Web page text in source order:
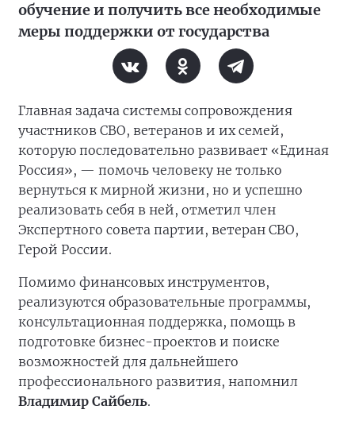
обучение и получить все необходимые
меры поддержки от государства
Главная задача системы сопровождения
участников СВО, ветеранов и их семей,
которую последовательно развивает «Единая
Россия», — помочь человеку не только
вернуться к мирной жизни, но и успешно
реализовать себя в ней, отметил член
Экспертного совета партии, ветеран СВО,
Герой России.
Помимо финансовых инструментов,
реализуются образовательные программы,
консультационная поддержка, помощь в
подготовке бизнес-проектов и поиске
возможностей для дальнейшего
профессионального развития, напомнил
Владимир Сайбель.